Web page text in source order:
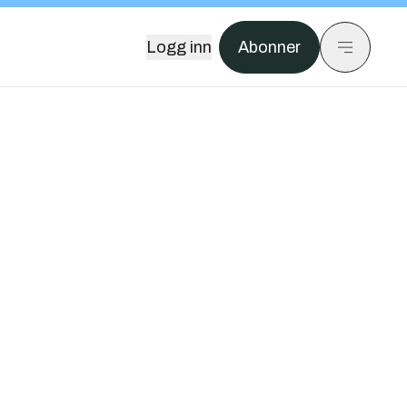
Logg inn Abonner